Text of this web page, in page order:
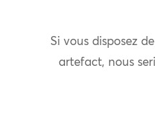
Si vous disposez
artefact, nous